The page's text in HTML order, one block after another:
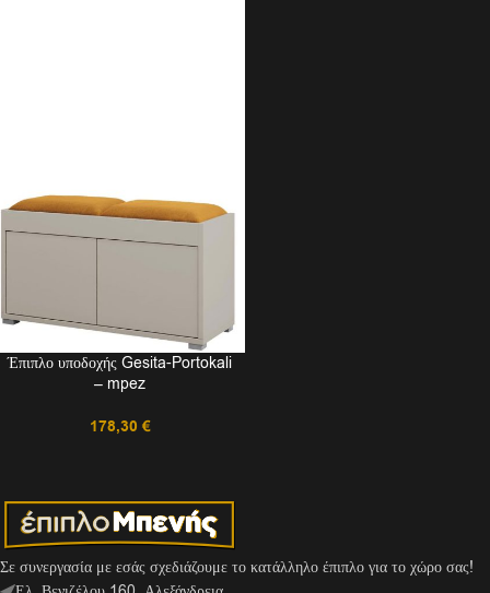
Έπιπλο υποδοχής Gesita-Portokali
– mpez
178,30 €
Σε συνεργασία με εσάς σχεδιάζουμε το κατάλληλο έπιπλο για το χώρο σας!